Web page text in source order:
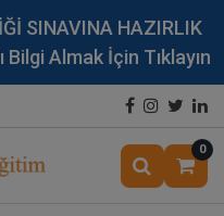
SINAVINA HAZIRLIK
Bilgi Almak İçin Tıklayın
0